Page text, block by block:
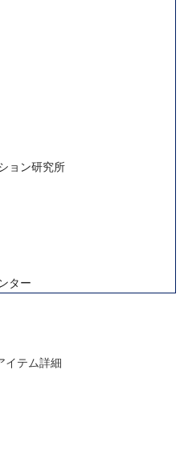
ョン研究所
ター
ティテュート
報告書
イテム詳細